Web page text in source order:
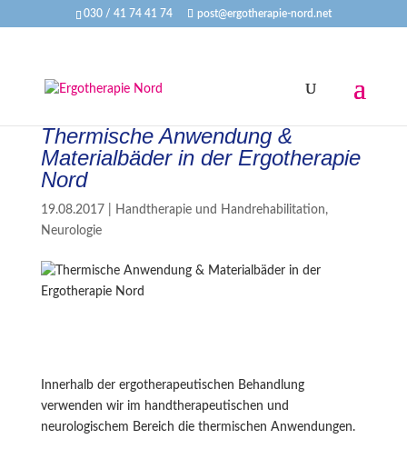
030 / 41 74 41 74 post@ergotherapie-nord.net
Thermische Anwendung &
Materialbäder in der Ergotherapie
Nord
19.08.2017 Handtherapie und Handrehabilitation,
Neurologie
Innerhalb der ergotherapeutischen Behandlung
verwenden wir im handtherapeutischen und
neurologischem Bereich die thermischen Anwendungen.